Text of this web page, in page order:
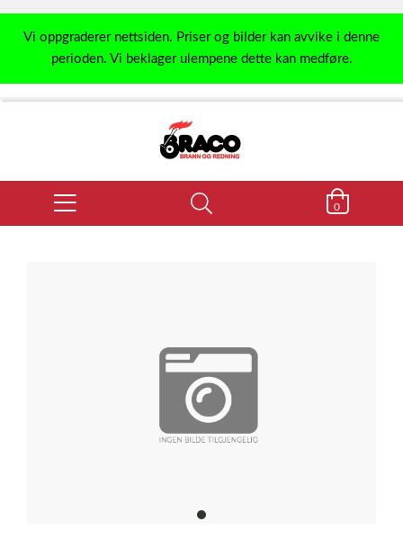
Vi oppgraderer nettsiden. Priser og bilder kan avvike i denne
perioden. Vi beklager ulempene dette kan medføre.
0
item